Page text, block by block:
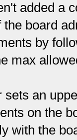
added a
the board
by
max
an
on the
with the